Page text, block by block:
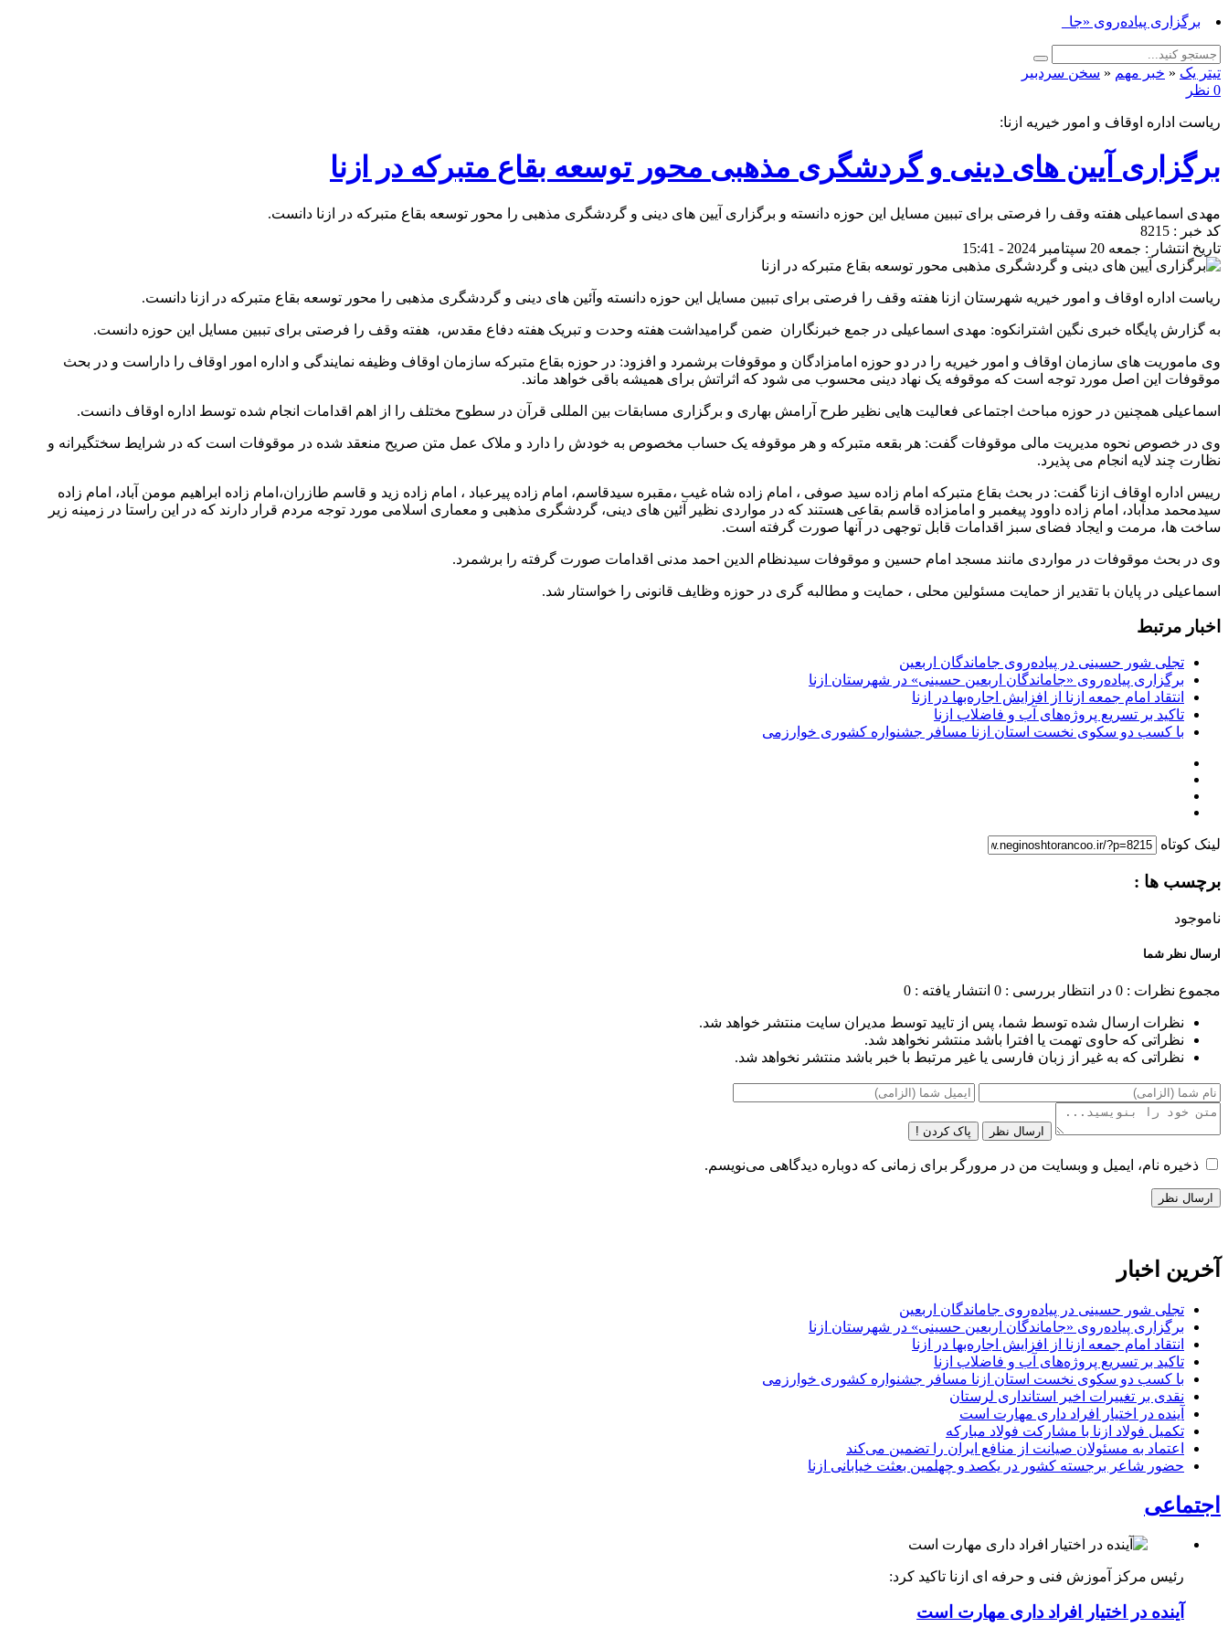
برگزاری پیاده‌روی «جاماندگان اربعین _
تیتر یک « خبر مهم « سخن سردبیر
0 نظر
ریاست اداره اوقاف و امور خیریه ازنا:
برگزاری آیین های دینی و گردشگری مذهبی محور توسعه بقاع متبرکه در ازنا
مهدی اسماعیلی هفته وقف را فرصتی برای تببین مسایل این حوزه دانسته و برگزاری آیین های دینی و گردشگری مذهبی را محور توسعه بقاع متبرکه در ازنا دانست.
کد خبر : 8215
تاریخ انتشار : جمعه 20 سپتامبر 2024 - 15:41
ریاست اداره اوقاف و امور خیریه شهرستان ازنا هفته وقف را فرصتی برای تببین مسایل این حوزه دانسته وآئین های دینی و گردشگری مذهبی را محور توسعه بقاع متبرکه در ازنا دانست.
به گزارش پایگاه خبری نگین اشترانکوه: مهدی اسماعیلی در جمع خبرنگاران ضمن گرامیداشت هفته وحدت و تبریک هفته دفاع مقدس، هفته وقف را فرصتی برای تببین مسایل این حوزه دانست.
وی ماموریت های سازمان اوقاف و امور خیریه را در دو حوزه امامزادگان و موقوفات برشمرد و افزود: در حوزه بقاع متبرکه سازمان اوقاف وظیفه نمایندگی و اداره امور اوقاف را داراست و در بحث
موقوفات این اصل مورد توجه است که موقوفه یک نهاد دینی محسوب می شود که اثراتش برای همیشه باقی خواهد ماند.
اسماعیلی همچنین در حوزه مباحث اجتماعی فعالیت هایی نظیر طرح آرامش بهاری و برگزاری مسابقات بین المللی قرآن در سطوح مختلف را از اهم اقدامات انجام شده توسط اداره اوقاف دانست.
وی در خصوص نحوه مدیریت مالی موقوفات گفت: هر بقعه متبرکه و هر موقوفه یک حساب مخصوص به خودش را دارد و ملاک عمل متن صریح منعقد شده در موقوفات است که در شرایط سختگیرانه و
نظارت چند لایه انجام‌ می پذیرد.
رییس اداره اوقاف ازنا گفت: در بحث بقاع متبرکه امام زاده سید صوفی ، امام زاده شاه غیب ،مقبره سیدقاسم، امام زاده پیرعباد ، امام زاده زید و قاسم طازران،امام زاده ابراهیم مومن آباد، امام زاده
سیدمحمد مدآباد، امام زاده داوود پیغمبر و امامزاده قاسم بقاعی هستند که در مواردی نظیر آئین های دینی، گردشگری مذهبی و معماری اسلامی مورد توجه مردم قرار دارند که در این راستا در زمینه زیر
ساخت ها، مرمت و ایجاد فضای سبز اقدامات قابل توجهی در آنها صورت گرفته است.
وی در بحث موقوفات در مواردی مانند مسجد امام حسین و موقوفات سیدنظام الدین احمد مدنی اقدامات صورت گرفته را برشمرد.
اسماعیلی در پایان با تقدیر از حمایت مسئولین محلی ، حمایت و مطالبه گری در حوزه وظایف قانونی را خواستار شد.
اخبار مرتبط
تجلی شور حسینی در پیاده‌روی جاماندگان اربعین
برگزاری پیاده‌روی «جاماندگان اربعین حسینی» در شهرستان ازنا
انتقاد امام جمعه ازنا از افزایش اجاره‌بها در ازنا
تاکید بر تسریع پروژه‌های آب و فاضلاب ازنا
با کسب دو سکوی نخست استان ازنا مسافر جشنواره کشوری خوارزمی
لینک کوتاه
برچسب ها :
ناموجود
ارسال نظر شما
مجموع نظرات : 0 در انتظار بررسی : 0 انتشار یافته : 0
نظرات ارسال شده توسط شما، پس از تایید توسط مدیران سایت منتشر خواهد شد.
نظراتی که حاوی تهمت یا افترا باشد منتشر نخواهد شد.
نظراتی که به غیر از زبان فارسی یا غیر مرتبط با خبر باشد منتشر نخواهد شد.
ارسال نظر پاک کردن !
ذخیره نام، ایمیل و وبسایت من در مرورگر برای زمانی که دوباره دیدگاهی می‌نویسم.
آخرین اخبار
تجلی شور حسینی در پیاده‌روی جاماندگان اربعین
برگزاری پیاده‌روی «جاماندگان اربعین حسینی» در شهرستان ازنا
انتقاد امام جمعه ازنا از افزایش اجاره‌بها در ازنا
تاکید بر تسریع پروژه‌های آب و فاضلاب ازنا
با کسب دو سکوی نخست استان ازنا مسافر جشنواره کشوری خوارزمی
نقدی بر تغییرات اخیر استانداری لرستان
آینده در اختیار افراد داری مهارت است
تکمیل فولاد ازنا با مشارکت فولاد مبارکه
اعتماد به مسئولان صیانت از منافع ایران را تضمین می‌کند
حضور شاعر برجسته کشور در یکصد و چهلمین بعثت خیابانی ازنا
اجتماعی
رئیس مرکز آموزش فنی و حرفه ای ازنا تاکید کرد:
آینده در اختیار افراد داری مهارت است